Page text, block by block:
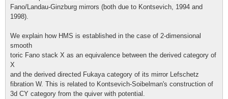
Fano/Landau-Ginzburg mirrors (both due to Kontsevich, 1994 and
1998).
We explain how HMS is established in the case of 2-dimensional
smooth
toric Fano stack X as an equivalence between the derived category of
X
and the derived directed Fukaya category of its mirror Lefschetz
fibration W. This is related to Kontsevich-Soibelman's construction of
3d CY category from the quiver with potential.